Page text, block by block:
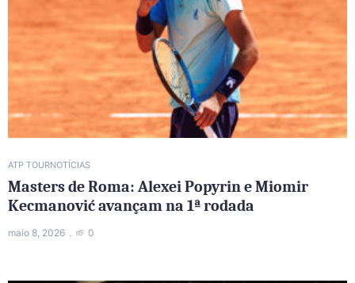
ATP TOURNOTÍCIAS
Masters de Roma: Alexei Popyrin e Miomir
Kecmanović avançam na 1ª rodada
maio 8, 2026 0